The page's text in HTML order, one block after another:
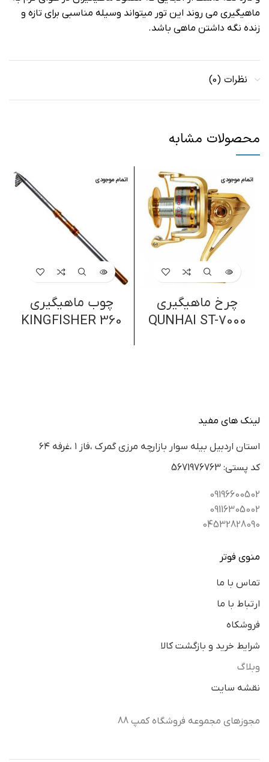
ماهیگیری می روند این تور میتواند وسیله مناسبی برای تازه و
زنده نگه داشتن ماهی باشد.
نظرات (0)
محصولات مشابه
اتمام موجودی
چرخ ماهیگیری
QUNHAI ST-7000
اتمام موجودی
چوب ماهیگیری
KINGFISHER 360
لینک های مفید
استان اردبيل بيله سوار بازارچه مرزي گمرك ،فاز ١ ،غرفه ٦٤
كد پستي: 5671976763
09196600502
09116305002
04532828090
منوی فوتر
تماس با ما
ارتباط با ما
فروشکاه
شرایط خرید و بازگشت کالا
وبلاگ
نقشه سایت
مجوزهای مجموعه فروشگاه کمپ 88